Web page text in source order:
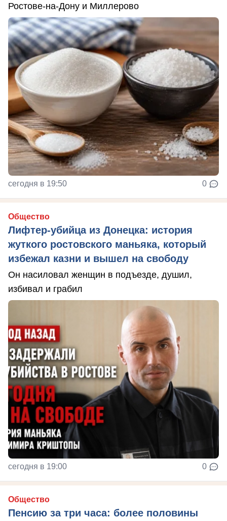
Ростове-на-Дону и Миллерово
сегодня в 19:50 0
Общество
Лифтер-убийца из Донецка: история
жуткого ростовского маньяка, который
избежал казни и вышел на свободу
Он насиловал женщин в подъезде, душил,
избивал и грабил
сегодня в 19:00 0
Общество
Пенсию за три часа: более половины